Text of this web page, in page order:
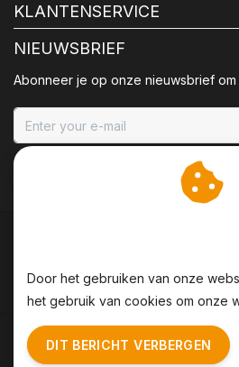
KLANTENSERVICE
NIEUWSBRIEF
Abonneer je op onze nieuwsbrief
Algemene voorwaarden |
Door het gebruiken van onze
het gebruik van cookies om onze
DIT BERICHT VERBERGEN